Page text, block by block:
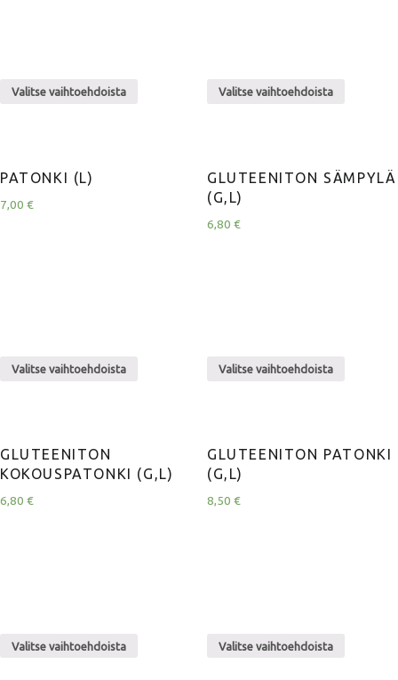
Valitse vaihtoehdoista Valitse vaihtoehdoista
PATONKI (L)
7,00 €
Valitse vaihtoehdoista
GLUTEENITON SÄMPYLÄ
(G,L)
6,80 €
Valitse vaihtoehdoista
GLUTEENITON
KOKOUSPATONKI (G,L)
6,80 €
Valitse vaihtoehdoista
GLUTEENITON PATONKI
(G,L)
8,50 €
Valitse vaihtoehdoista